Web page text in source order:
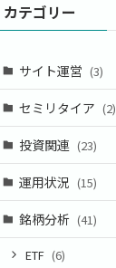
カテゴリー
サイト運営 (3)
セミリタイア (2)
投資関連 (23)
運用状況 (15)
銘柄分析 (41)
ETF (6)